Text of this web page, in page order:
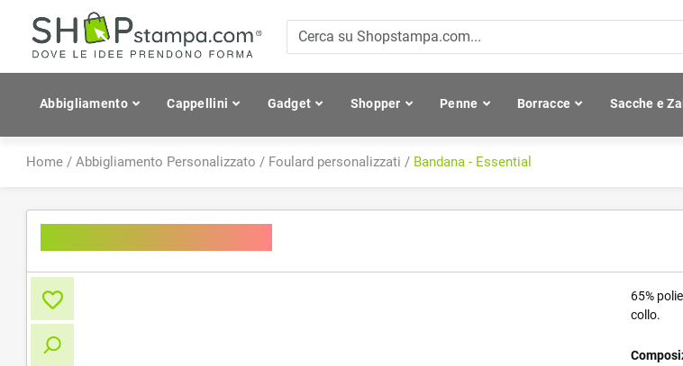
Abbigliamento Cappellini Gadget Shopper Penne Borracce Sacche e
Home / Abbigliamento Personalizzato / Foulard personalizzati / Bandana - Essential
65%
collo.